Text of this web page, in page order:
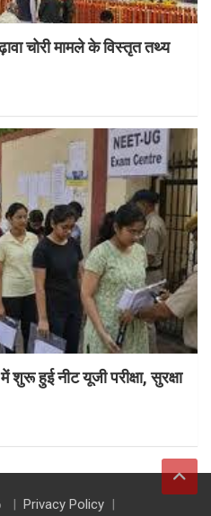
चोरी मामले के विस्तृत तथ्य
हुई नीट यूजी परीक्षा, सुरक्षा
Privacy Policy